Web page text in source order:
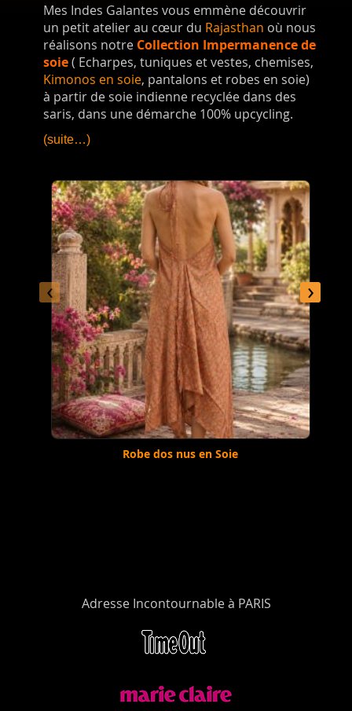
Mes Indes Galantes vous emmène découvrir
un petit atelier au cœur du Rajasthan où nous
réalisons notre Collection Impermanence de
soie( Echarpes, tuniques et vestes, chemises,
Kimonos en soie, pantalons et robes en soie)
à partir de soie indienne recyclée dans des
saris, dans une démarche 100% upcycling.
(suite…)
Robe dos nus en Soie
‹ ›
Adresse Incontournable à PARIS